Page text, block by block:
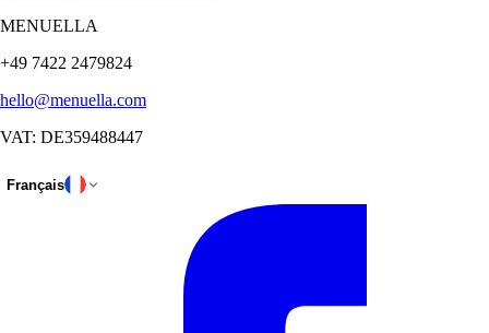
MENUELLA
+49 7422 2479824
hello@menuella.com
VAT: DE359488447
Français